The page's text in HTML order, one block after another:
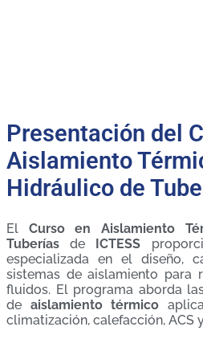
Presentación del
Aislamiento
Hidráulico de
El Curso en Aislamiento
Tuberías de ICTESS
especializada en el diseño,
sistemas de aislamiento para
fluidos. El programa aborda
de aislamiento térmico
climatización, calefacción, ACS